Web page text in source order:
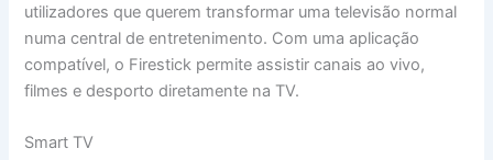
utilizadores que querem transformar uma televisão normal
numa central de entretenimento. Com uma aplicação
compatível, o Firestick permite assistir canais ao vivo,
filmes e desporto diretamente na TV.
Smart TV